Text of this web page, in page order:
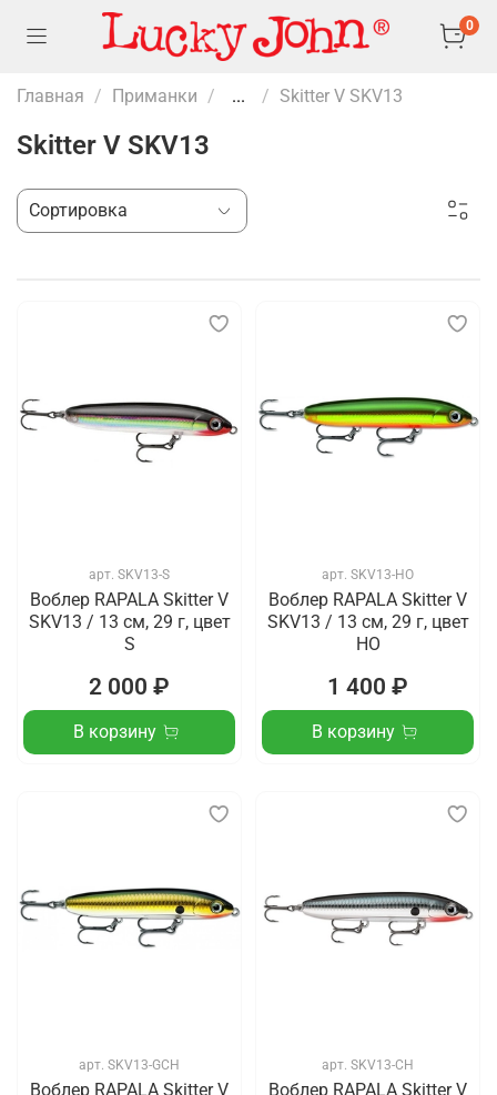
0
Главная Приманки ... Skitter V SKV13
Skitter V SKV13
арт. SKV13-S
Воблер RAPALA Skitter V
SKV13 / 13 см, 29 г, цвет
S
2 000 ₽
В корзину
арт. SKV13-HO
Воблер RAPALA Skitter V
SKV13 / 13 см, 29 г, цвет
HO
1 400 ₽
В корзину
арт. SKV13-GCH
Воблер RAPALA Skitter V
арт. SKV13-CH
Воблер RAPALA Skitter V